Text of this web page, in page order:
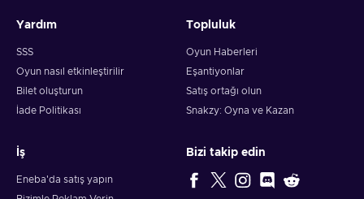
Yardım
SSS
Oyun nasıl etkinleştirilir
Bilet oluşturun
İade Politikası
Topluluk
Oyun Haberleri
Eşantiyonlar
Satış ortağı olun
Snakzy: Oyna ve Kazan
İş
Eneba'da satış yapın
Bizi takip edin